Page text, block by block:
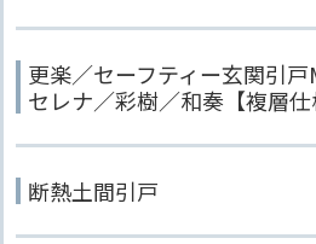
更楽／セーフティー玄関引
セレナ／彩樹／和奏【複層仕
断熱土間引戸